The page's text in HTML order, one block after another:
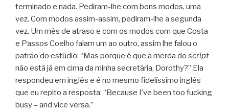
terminado e nada. Pediram-lhe com bons modos, uma
vez. Com modos assim-assim, pediram-lhe a segunda
vez. Um mês de atraso e com os modos com que Costa
e Passos Coelho falam um ao outro, assim lhe falou o
patrão do estúdio: “Mas porque é que a merda do script
não está já em cima da minha secretária, Dorothy?” Ela
respondeu em inglês e é no mesmo fidelíssimo inglês
que eu repito a resposta: “Because I’ve been too fucking
busy – and vice versa.”